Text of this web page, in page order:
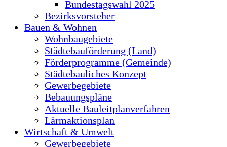
Bundestagswahl 2025
Bezirksvorsteher
Bauen & Wohnen
Wohnbaugebiete
Städtebauförderung (Land)
Förderprogramme (Gemeinde)
Städtebauliches Konzept
Gewerbegebiete
Bebauungspläne
Aktuelle Bauleitplanverfahren
Lärmaktionsplan
Wirtschaft & Umwelt
Gewerbegebiete